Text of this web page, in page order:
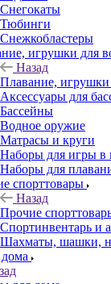
Снегокаты
Тюбинги
Снежкобластеры
игрушки для
Назад
Плавание,
Аксессуары для
Бассейны
Водное оружие
Матрасы и круги
Наборы для игры в
Наборы для
спорттовары
Назад
Прочие
Спортинвентарь и
Шахматы, шашки,